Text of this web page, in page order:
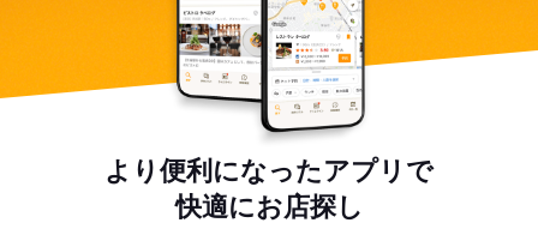
より便利になったアプリで
快適にお店探し